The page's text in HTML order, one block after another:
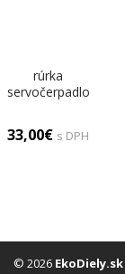
rúrka
servočerpadlo
33,00€ s DPH
© 2026 EkoDiely.sk